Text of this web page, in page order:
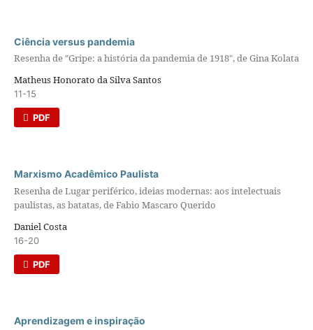
Ciência versus pandemia
Resenha de "Gripe: a história da pandemia de 1918", de Gina Kolata
Matheus Honorato da Silva Santos
11-15
PDF
Marxismo Acadêmico Paulista
Resenha de Lugar periférico, ideias modernas: aos intelectuais
paulistas, as batatas, de Fabio Mascaro Querido
Daniel Costa
16-20
PDF
Aprendizagem e inspiração